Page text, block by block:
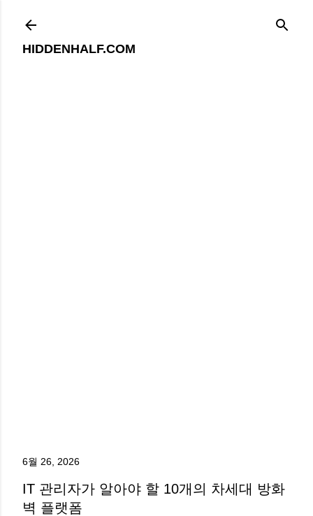
HIDDENHALF.COM
6월 26, 2026
IT 관리자가 알아야 할 10개의 차세대 방화
벽 플랫폼